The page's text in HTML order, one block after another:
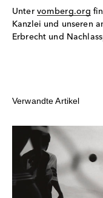
Unter vomberg.org
Kanzlei und unseren
Erbrecht und
Verwandte Artikel